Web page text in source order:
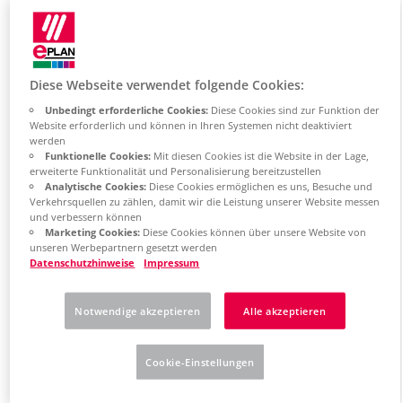
Bulgaria
Canada
FR
Chile
ES
China
ZH
EN
China Taiwan
EN
Colombia
ES
Croatia
HR
Denmark
DK
Diese Webseite verwendet folgende Cookies:
Unbedingt erforderliche Cookies:Diese Cookies sind zur Funktion der
Website erforderlich und können in Ihren Systemen nicht deaktiviert
werden
Funktionelle Cookies:Mit diesen Cookies ist die Website in der Lage,
erweiterte Funktionalität und Personalisierung bereitzustellen
Analytische Cookies:Diese Cookies ermöglichen es uns, Besuche und
Verkehrsquellen zu zählen, damit wir die Leistung unserer Website messen
und verbessern können
Marketing Cookies:Diese Cookies können über unsere Website von
unseren Werbepartnern gesetzt werden
Datenschutzhinweise
Impressum
Notwendige akzeptieren Alle akzeptieren
Cookie-Einstellungen